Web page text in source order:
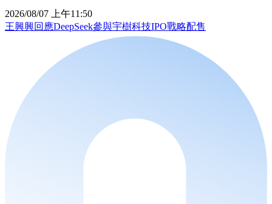
2026/08/07 上午11:50
王興興回應DeepSeek參與宇樹科技IPO戰略配售